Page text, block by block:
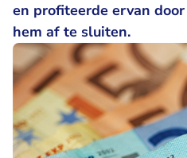
en profiteerde ervan
hem af te sluiten.